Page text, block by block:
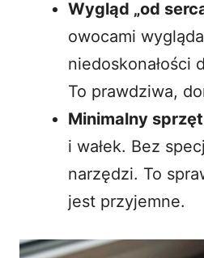
Wygląd „od
owocami
niedoskonałości
To prawdziwa,
Minimalny
i wałek. Bez
narzędzi. To
jest przyjemne.